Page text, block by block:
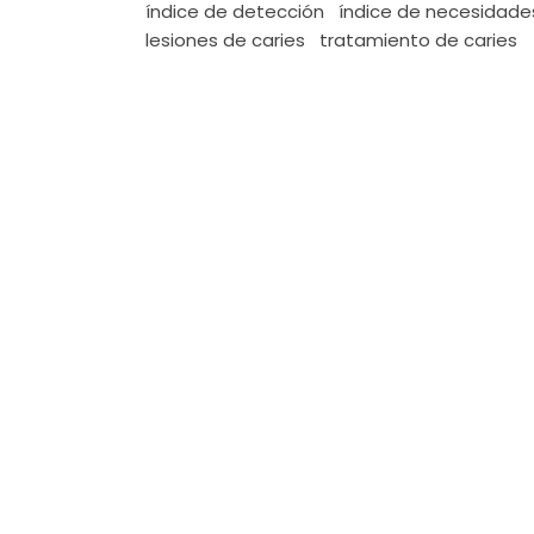
índice de detección
índice de
lesiones de caries
tratamiento de caries